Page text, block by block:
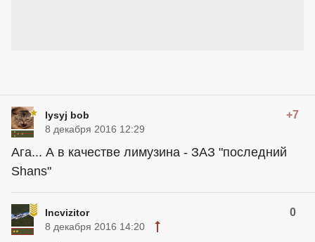
lysyj bob +7
8 декабря 2016 12:29
Ага... А в качестве лимузина - ЗАЗ "последний
Shans"
Incvizitor 0
8 декабря 2016 14:20